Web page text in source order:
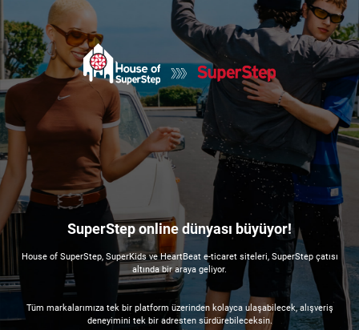
SuperStep online dünyası büyüyor!
House of SuperStep, SuperKids ve HeartBeat e-ticaret siteleri, SuperStep çatısı
altında bir araya geliyor.
Tüm markalarımıza tek bir platform üzerinden kolayca ulaşabilecek, alışveriş
deneyimini tek bir adresten sürdürebileceksin.